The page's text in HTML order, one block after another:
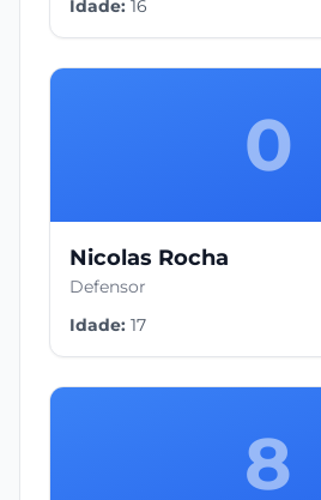
Idade: 16
0
Nicolas Rocha
Defensor
Idade: 17
8